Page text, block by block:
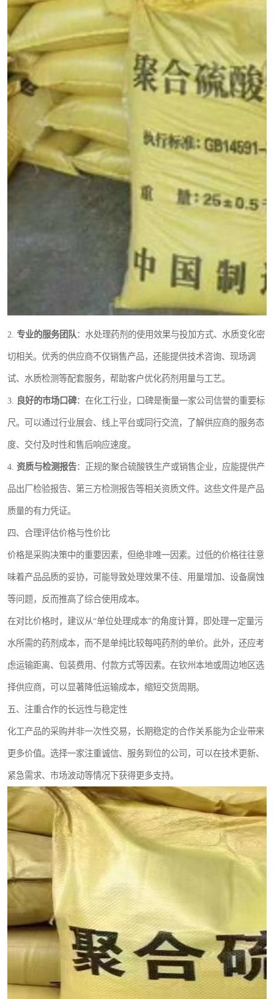
2. 专业的服务团队：水处理药剂的使用效果与投加方式、水质变化密
切相关。优秀的供应商不仅销售产品，还能提供技术咨询、现场调
试、水质检测等配套服务，帮助客户优化药剂用量与工艺。
3. 良好的市场口碑：在化工行业，口碑是衡量一家公司信誉的重要标
尺。可以通过行业展会、线上平台或同行交流，了解供应商的服务态
度、交付及时性和售后响应速度。
4. 资质与检测报告：正规的聚合硫酸铁生产或销售企业，应能提供产
品出厂检验报告、第三方检测报告等相关资质文件。这些文件是产品
质量的有力凭证。
四、合理评估价格与性价比
价格是采购决策中的重要因素，但绝非唯一因素。过低的价格往往意
味着产品品质的妥协，可能导致处理效果不佳、用量增加、设备腐蚀
等问题，反而推高了综合使用成本。
在对比价格时，建议从“单位处理成本”的角度计算，即处理一定量污
水所需的药剂成本，而不是单纯比较每吨药剂的单价。此外，还应考
虑运输距离、包装费用、付款方式等因素。在钦州本地或周边地区选
择供应商，可以显著降低运输成本，缩短交货周期。
五、注重合作的长远性与稳定性
化工产品的采购并非一次性交易，长期稳定的合作关系能为企业带来
更多价值。选择一家注重诚信、服务到位的公司，可以在技术更新、
紧急需求、市场波动等情况下获得更多支持。